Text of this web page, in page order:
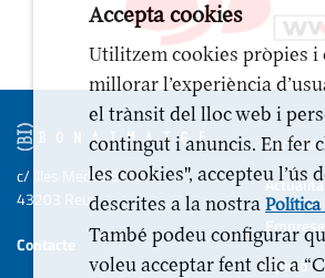
Portada
Opinió
c/ Illes Medes 6-10
43203 Reus
Contacte
Accepta cookies
Utilitzem cookies pròpies i
millorar l’experiència
el trànsit del lloc web i
contingut i anuncis. En fer
les cookies", accepteu l’ús
descrites a la nostra Política
També podeu configurar
voleu acceptar fent clic a